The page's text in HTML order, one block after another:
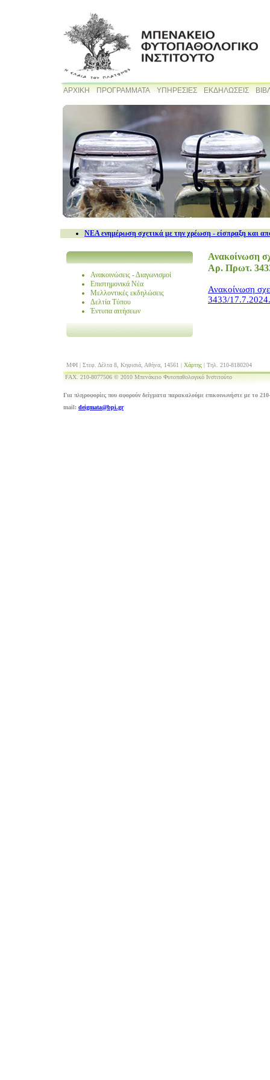
ΑΡΧΙΚΗ ΠΡΟΓΡΑΜΜΑΤΑ ΥΠΗΡΕΣΙΕΣ ΕΚΔΗΛΩΣΕΙΣ
NEA ενημέρωση σχετικά με την χρέωση - είσπραξη και
Ανακοινώσεις - Διαγωνισμοί
Επιστημονικά Νέα
Μελλοντικές εκδηλώσεις
Δελτία Τύπου
Έντυπα αιτήσεων
Ανακοίνωση
Αρ. Πρωτ.
Ανακοίνωση
3433/17.7.2024.
ΜΦΙ | Στεφ. Δέλτα 8, Κηφισιά, Αθήνα, 14561 | Χάρτης | Τηλ. 210-8180204
FAX. 210-8077506 © 2010 Μπενάκειο Φυτοπαθολογικό Ινστιτούτο
Για πληροφορίες που αφορούν δείγματα παρακαλούμε επικοινωνήστε με το
mail: deigmata@bpi.gr